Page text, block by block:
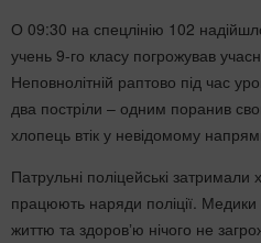
О 09:30 на спецлінію 102
учень 9-го класу погрожував
Неповнолітній раптово під час
два постріли – одним поранив
хлопець втік у невідомому
Патрульні поліцейські затримали
працюють наряди поліції. Медики
життю та здоровʼю нічого не